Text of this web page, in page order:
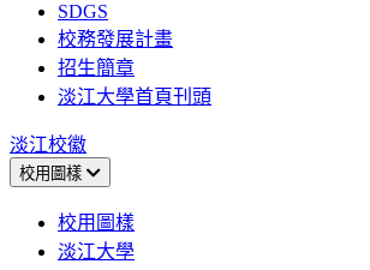
SDGS
校務發展計畫
招生簡章
淡江大學首頁刊頭
淡江校徽
校用圖樣
校用圖樣
淡江大學